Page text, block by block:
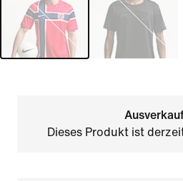
Dieses Produkt ist